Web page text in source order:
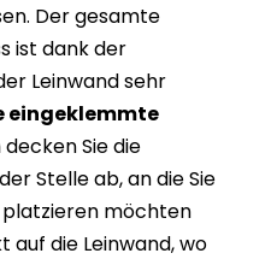
Der gesamte
ist dank der
Leinwand sehr
eingeklemmte
Sie die
Stelle ab, an die Sie
möchten
auf die Leinwand, wo